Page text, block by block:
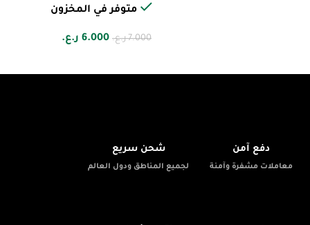
متوفر في المخزون
7.000 ر.ع. 6.000 ر.ع.
دفع آمن
معاملات مشفرة وآمنة
شحن سريع
لجميع المناطق ودول العالم